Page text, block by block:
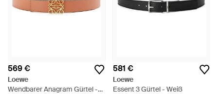
569 €
Loewe
Wendbarer Anagram Gürtel -
581 €
Loewe
Essent 3 Gürtel - Weiß